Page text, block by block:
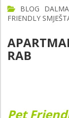
BLOG
FRIENDLY
RAB
Pet